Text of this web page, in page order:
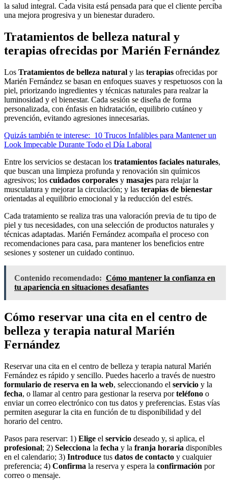
la salud integral. Cada visita está pensada para que el cliente perciba
una mejora progresiva y un bienestar duradero.
Tratamientos de belleza natural y
terapias ofrecidas por Marién Fernández
Los Tratamientos de belleza natural y las terapias ofrecidas por
Marién Fernández se basan en enfoques suaves y respetuosos con la
piel, priorizando ingredientes y técnicas naturales para realzar la
luminosidad y el bienestar. Cada sesión se diseña de forma
personalizada, con énfasis en hidratación, equilibrio cutáneo y
prevención, evitando agresiones innecesarias.
Quizás también te interese: 10 Trucos Infalibles para Mantener un
Look Impecable Durante Todo el Día Laboral
Entre los servicios se destacan los tratamientos faciales naturales,
que buscan una limpieza profunda y renovación sin químicos
agresivos; los cuidados corporales y masajes para relajar la
musculatura y mejorar la circulación; y las terapias de bienestar
orientadas al equilibrio emocional y la reducción del estrés.
Cada tratamiento se realiza tras una valoración previa de tu tipo de
piel y tus necesidades, con una selección de productos naturales y
técnicas adaptadas. Marién Fernández acompaña el proceso con
recomendaciones para casa, para mantener los beneficios entre
sesiones y sostener un cuidado continuo.
Contenido recomendado: Cómo mantener la confianza en
tu apariencia en situaciones desafiantes
Cómo reservar una cita en el centro de
belleza y terapia natural Marién
Fernández
Reservar una cita en el centro de belleza y terapia natural Marién
Fernández es rápido y sencillo. Puedes hacerlo a través de nuestro
formulario de reserva en la web, seleccionando el servicio y la
fecha, o llamar al centro para gestionar la reserva porteléfono o
enviar un correo electrónico con tus datos y preferencias. Estas vías
permiten asegurar la cita en función de tu disponibilidad y del
horario del centro.
Pasos para reservar: 1) Elige el servicio deseado y, si aplica, el
profesional; 2) Selecciona la fecha y la franja horaria disponibles
en el calendario; 3) Introduce tus datos de contacto y cualquier
preferencia; 4) Confirma la reserva y espera la confirmación por
correo o mensaje.